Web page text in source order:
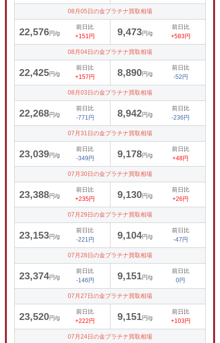
08月05日の金プラチナ買取相場
22,576円/g
前日比
+151円
9,473円/g
前日比
+583円
08月04日の金プラチナ買取相場
22,425円/g
前日比
+157円
8,890円/g
前日比
-52円
08月03日の金プラチナ買取相場
22,268円/g
前日比
-771円
8,942円/g
前日比
-236円
07月31日の金プラチナ買取相場
23,039円/g
前日比
-349円
9,178円/g
前日比
+48円
07月30日の金プラチナ買取相場
23,388円/g
前日比
+235円
9,130円/g
前日比
+26円
07月29日の金プラチナ買取相場
23,153円/g
前日比
-221円
9,104円/g
前日比
-47円
07月28日の金プラチナ買取相場
23,374円/g
前日比
-146円
9,151円/g
前日比
0円
07月27日の金プラチナ買取相場
23,520円/g
前日比
+222円
9,151円/g
前日比
+103円
07月24日の金プラチナ買取相場